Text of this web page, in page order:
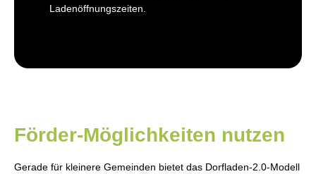
Ladenöffnungszeiten.
Förder-Möglichkeiten nutzen​
Gerade für kleinere Gemeinden bietet das Dorfladen-2.0-Modell